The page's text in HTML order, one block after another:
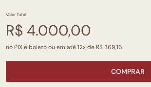
Valor Total
R$ 4.000,00
no PIX e boleto ou em até 12x de R$ 369,16
COMPRAR